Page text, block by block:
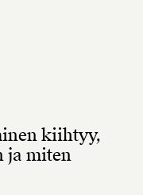
kiihtyy,
ja miten